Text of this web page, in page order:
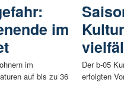
im
im
auf bis zu 36
Der b-05
erfolgten